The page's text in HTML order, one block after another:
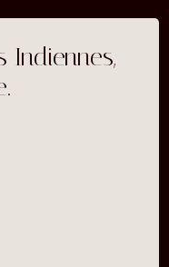
Indiennes,